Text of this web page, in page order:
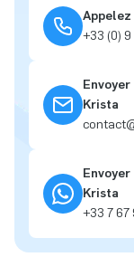
+33 (0) 9
Krista
Krista
+33 7 67